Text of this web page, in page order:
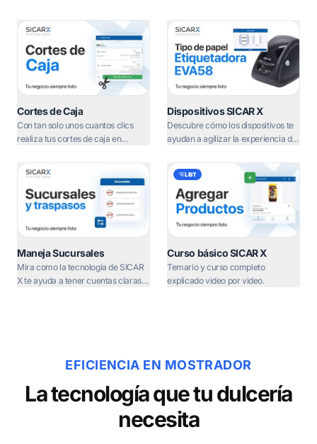
Cortes de Caja
Con tan solo unos cuantos clics
realiza tus cortes de caja en
Dispositivos SICAR X
Descubre cómo los dispositivos te
ayudan a agilizar la experiencia de
Maneja Sucursales
Mira como la tecnología de SICAR
X te ayuda a tener cuentas claras
LIST
Curso básico SICAR X
Temario y curso completo
explicado video por video.
EFICIENCIA EN MOSTRADOR
La tecnología que tu dulcería
necesita